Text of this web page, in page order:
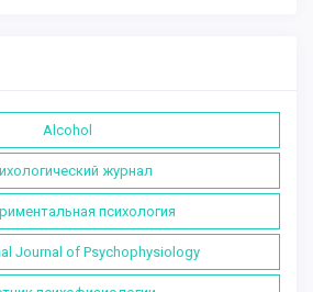
Alcohol
журнал
психология
Journal of Psychophysiology